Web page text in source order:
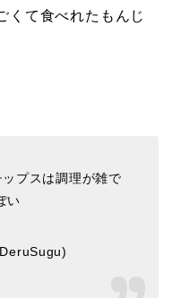
くて食べれたもんじ
プスは調理が雑で
い